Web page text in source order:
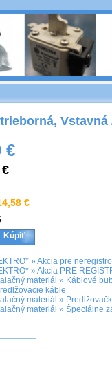
Vstavná
€
€
Kúpiť
» Akcia pre
» Akcia PRE
materiál » Káblové
káble
materiál »
materiál » Špeciálne